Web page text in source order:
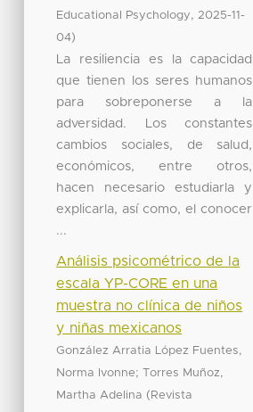
Educational Psychology, 2025-11-
04)
La resiliencia es la capacidad
que tienen los seres humanos
para sobreponerse a la
adversidad. Los constantes
cambios sociales, de salud,
económicos, entre otros,
hacen necesario estudiarla y
explicarla, así como, el conocer
...
Análisis psicométrico de la
escala YP-CORE en una
muestra no clínica de niños
y niñas mexicanos
González Arratia López Fuentes,
Norma Ivonne;Torres Muñoz,
Martha Adelina ( Revista